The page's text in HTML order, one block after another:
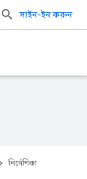
সাইন-ইন করুন
নির্দেশিকা